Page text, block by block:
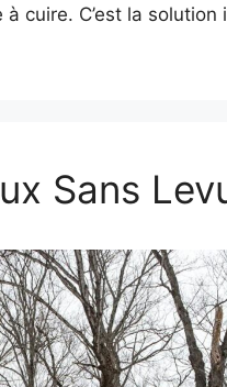
cuire. C’est la solution
Sans